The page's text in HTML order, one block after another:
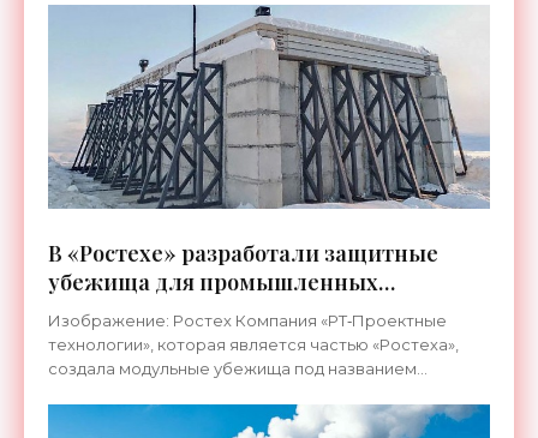
В «Ростехе» разработали защитные
убежища для промышленных
предприятий - «Технологии»
Изображение: Ростех Компания «РТ‑Проектные
технологии», которая является частью «Ростеха»,
создала модульные убежища под названием
частности, такие